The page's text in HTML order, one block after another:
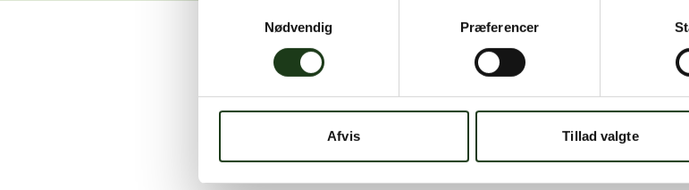
Samtykkevalg
Nødvendig
Præferencer
Afvis Tillad valgte
Har du brug for
Vi er her for at hjælpe dig. Du er velkommen til at kontakte os, hvis
Find nærmeste